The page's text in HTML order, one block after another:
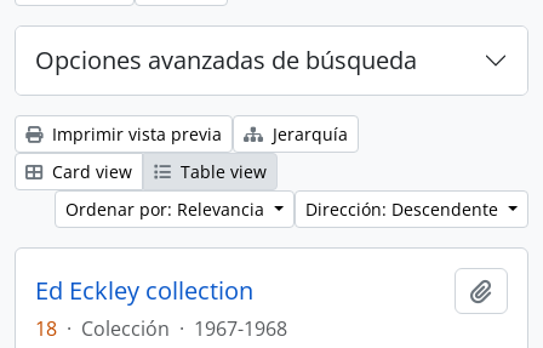
Opciones avanzadas de búsqueda
Imprimir vista previa
Jerarquía
Card view
Table view
Ordenar por: Relevancia
Dirección: Descendente
Ed Eckley collection
18 · Colección · 1967-1968